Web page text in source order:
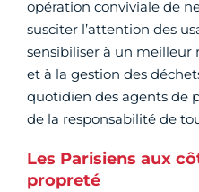
opération conviviale de
susciter l’attention des
sensibiliser à un meilleur
et à la gestion des
quotidien des agents de
de la responsabilité de
Les Parisiens aux
propreté